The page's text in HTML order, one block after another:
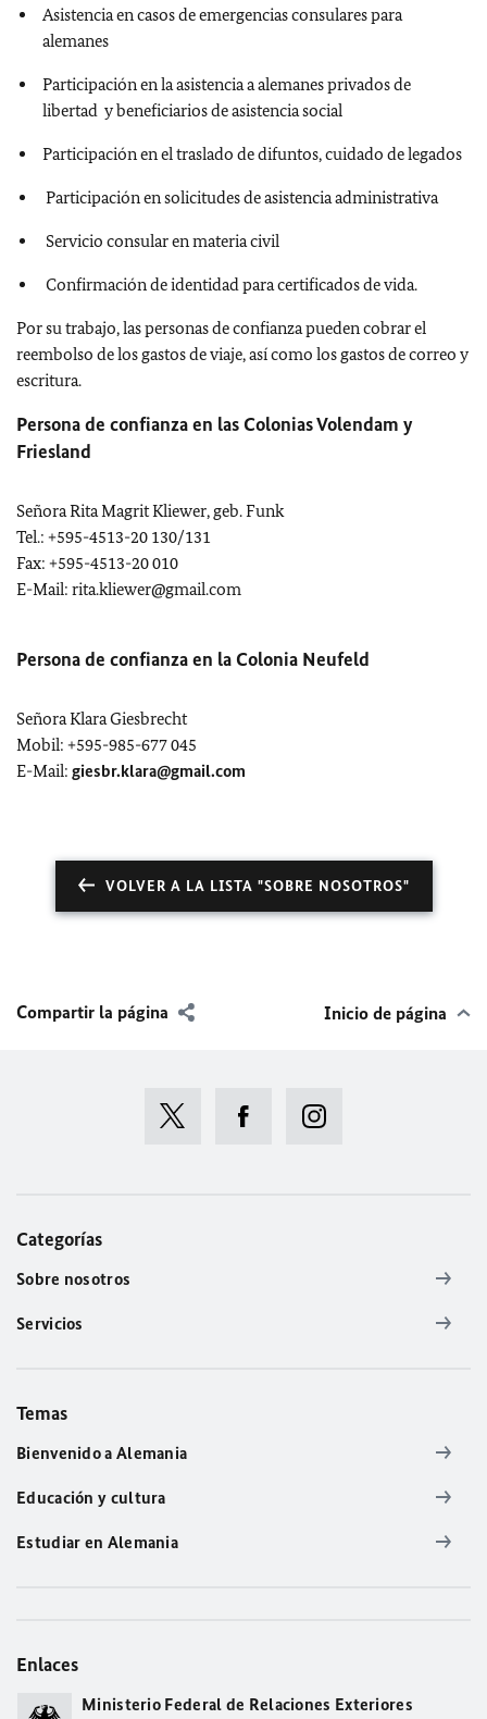
Asistencia en casos de emergencias consulares para
alemanes
Participación en la asistencia a alemanes privados de
libertad y beneficiarios de asistencia social
Participación en el traslado de difuntos, cuidado de legados
Participación en solicitudes de asistencia administrativa
Servicio consular en materia civil
Confirmación de identidad para certificados de vida.
Por su trabajo, las personas de confianza pueden cobrar el
reembolso de los gastos de viaje, así como los gastos de correo y
escritura.
Persona de confianza en las Colonias Volendam y
Friesland
Señora Rita Magrit Kliewer, geb. Funk
Tel.: +595-4513-20 130/131
Fax: +595-4513-20 010
E-Mail: rita.kliewer@gmail.com
Persona de confianza en la Colonia Neufeld
Señora Klara Giesbrecht
Mobil: +595-985-677 045
E-Mail: giesbr.klara@gmail.com
VOLVER A LA LISTA "SOBRE NOSOTROS"
Compartir la página Inicio de página
Categorías
Sobre nosotros
Servicios
Temas
Bienvenido a Alemania
Educación y cultura
Estudiar en Alemania
Enlaces
Ministerio Federal de Relaciones Exteriores